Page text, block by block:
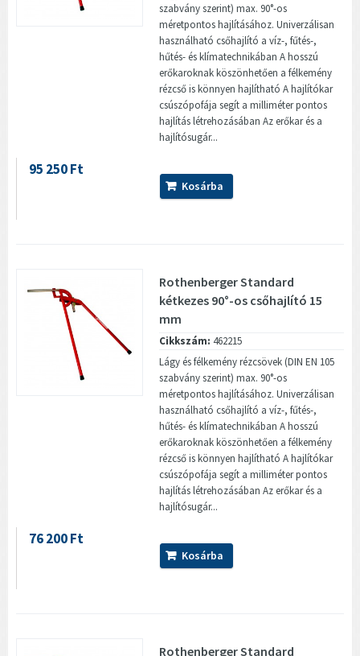
szabvány szerint) max. 90°-os
méretpontos hajlításához. Univerzálisan
használható csőhajlító a víz-, fűtés-,
hűtés- és klímatechnikában A hosszú
erőkaroknak köszönhetően a félkemény
rézcső is könnyen hajlítható A hajlítókar
csúszópofája segít a milliméter pontos
hajlítás létrehozásában Az erőkar és a
hajlítósugár...
95 250 Ft
Kosárba
Rothenberger Standard
kétkezes 90°-os csőhajlító 15
mm
Cikkszám: 462215
Lágy és félkemény rézcsövek (DIN EN 105
szabvány szerint) max. 90°-os
méretpontos hajlításához. Univerzálisan
használható csőhajlító a víz-, fűtés-,
hűtés- és klímatechnikában A hosszú
erőkaroknak köszönhetően a félkemény
rézcső is könnyen hajlítható A hajlítókar
csúszópofája segít a milliméter pontos
hajlítás létrehozásában Az erőkar és a
hajlítósugár...
76 200 Ft
Kosárba
Rothenberger Standard